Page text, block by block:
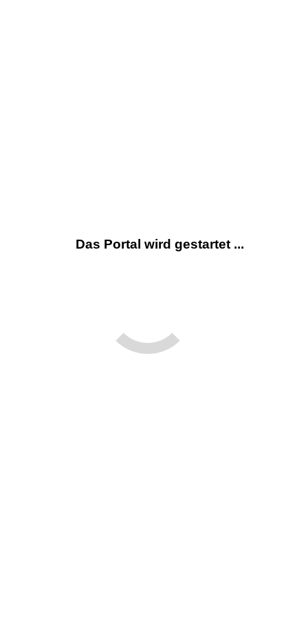
Das Portal wird gestartet ...